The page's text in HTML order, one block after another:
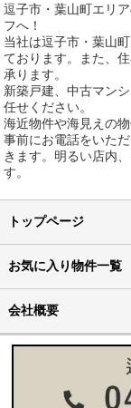
逗子市・葉山町エリ
フへ！
当社は逗子市・葉山
ております。また、
承ります。
新築戸建、中古マン
任せください。
海近物件や海見えの
事前にお電話をいた
きます。明るい店内
す。
トップページ
お気に入り物件一覧
会社概要